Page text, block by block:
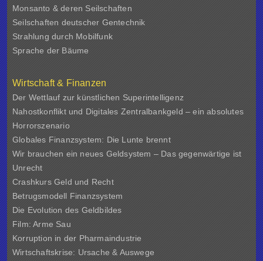
Monsanto & deren Seilschaften
Seilschaften deutscher Gentechnik
Strahlung durch Mobilfunk
Sprache der Bäume
Wirtschaft & Finanzen
Der Wettlauf zur künstlichen Superintelligenz
Nahostkonflikt und Digitales Zentralbankgeld – ein absolutes
Horrorszenario
Globales Finanzsystem: Die Lunte brennt
Wir brauchen ein neues Geldsystem – Das gegenwärtige ist
Unrecht
Crashkurs Geld und Recht
Betrugsmodell Finanzsystem
Die Evolution des Geldbildes
Film: Arme Sau
Korruption in der Pharmaindustrie
Wirtschaftskrise: Ursache & Auswege